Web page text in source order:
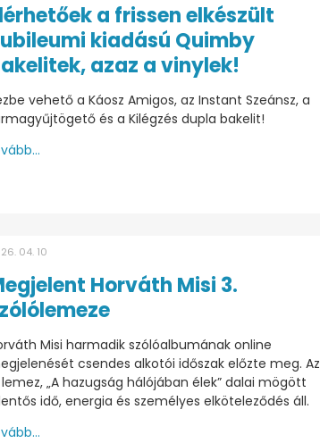
a frissen elkészült
kiadású Quimby
azaz a vinylek!
vehető a Káosz Amigos, az Instant Szeánsz, a
és a Kilégzés dupla bakelit!
04. 10
Horváth Misi 3.
Misi harmadik szólóalbumának online
csendes alkotói időszak előzte meg. Az
„A hazugság hálójában élek” dalai mögött
idő, energia és személyes elköteleződés áll.